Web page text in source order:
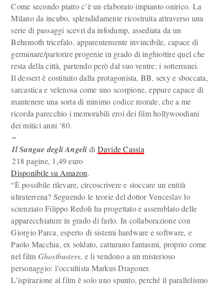
Come secondo piatto c’è un elaborato impianto onirico. La
Milano da incubo, splendidamente ricostruita attraverso una
serie di passaggi scevri da infodump, assediata da un
Behemoth tricefalo, apparentemente invincibile, capace di
germinare/partorire progenie in grado di inghiottire quel che
resta della città, partendo però dal suo ventre: i sotterranei.
Il dessert è costituito dalla protagonista, BB, sexy e sboccata,
sarcastica e velenosa come uno scorpione, eppure capace di
mantenere una sorta di minimo codice morale, che a me
ricorda parecchio i memorabili eroi dei film hollywoodiani
dei mitici anni ‘80.
~
Il Sangue degli Angeli di Davide Cassia
218 pagine, 1,49 euro
Disponibile su Amazon.
“È possibile rilevare, circoscrivere e stoccare un entità
ultraterrena? Seguendo le teorie del dottor Venceslav lo
scienziato Filippo Redoli ha progettato e assemblato delle
apparecchiature in grado di farlo. In collaborazione con
Giorgio Parca, esperto di sistemi hardware e software, e
Paolo Macchia, ex soldato, catturano fantasmi, proprio come
nel film Ghostbusters, e li vendono a un misterioso
personaggio: l’occultista Markus Dragoner.
L’ispirazione al film è solo uno spunto, perché il parallelismo